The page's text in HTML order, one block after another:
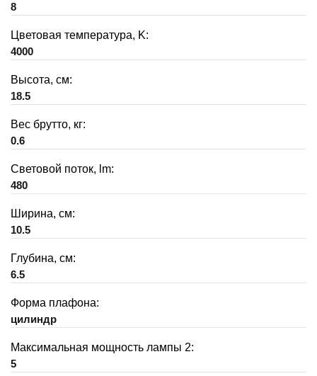
8
Цветовая температура, K:
4000
Высота, см:
18.5
Вес брутто, кг:
0.6
Световой поток, lm:
480
Ширина, см:
10.5
Глубина, см:
6.5
Форма плафона:
цилиндр
Максимальная мощность лампы 2:
5